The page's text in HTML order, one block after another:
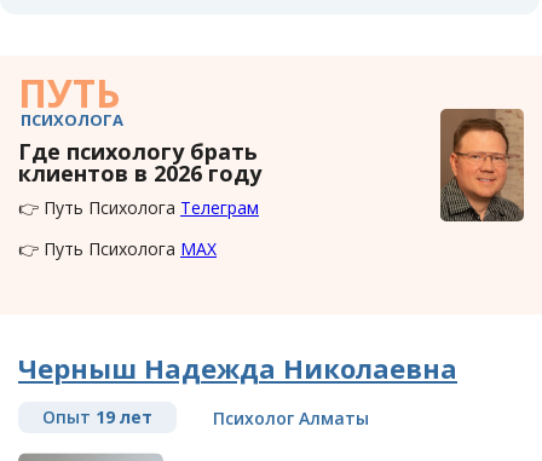
ПУТЬ
ПСИХОЛОГА
Где психологу брать
клиентов в 2026 году
👉 Путь Психолога Телеграм
👉 Путь Психолога MAX
Черныш Надежда Николаевна
Опыт 19 лет Психолог Алматы